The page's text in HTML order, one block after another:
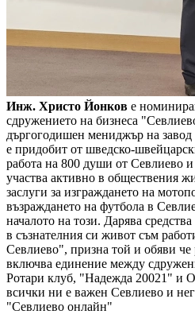
Инж. Христо Йонков е
сдружението на бизнеса
дъргогодишен мениджър на
е придобит от шведско-
работа на 800 души от Севлиево
участва активно в обществения
заслуги за изграждането на
възраждането на футбола в
началото на този. Дарява
в съзнателния си живот съм
Севлиево", призна той и обяви че
включва единение между
Ротари клуб, "Надежда 20021" и
всички ни е важен Севлиево и
"Севлиево онлайн"